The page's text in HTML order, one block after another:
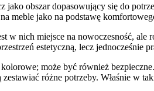
obszar dopasowujący się do
meble jako na podstawę
nich miejsce na nowoczesność,
estetyczną, lecz jednocześnie
może być również
różne potrzeby. Właśnie w